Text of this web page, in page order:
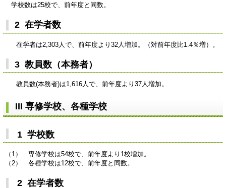
学校数は25校で、前年度と同数。
2 在学者数
在学者は2,303人で、前年度より32人増加。（対前年度比1.4％増）。
3 教員数（本務者）
教員数(本務者)は1,616人で、前年度より37人増加。
III 専修学校、各種学校
1 学校数
（1） 専修学校は54校で、前年度より1校増加。
（2） 各種学校は12校で、前年度と同数。
2 在学者数